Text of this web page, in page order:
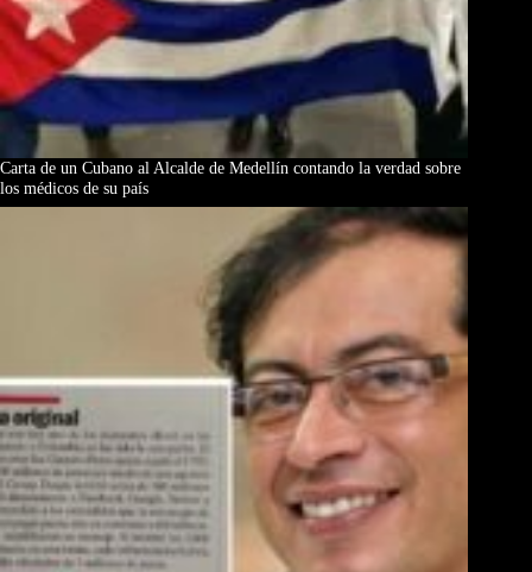
Carta de un Cubano al Alcalde de Medellín contando la verdad sobre
los médicos de su país